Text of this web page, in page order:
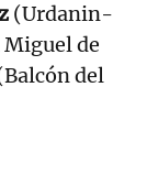
(Urdanin-
Miguel de
del